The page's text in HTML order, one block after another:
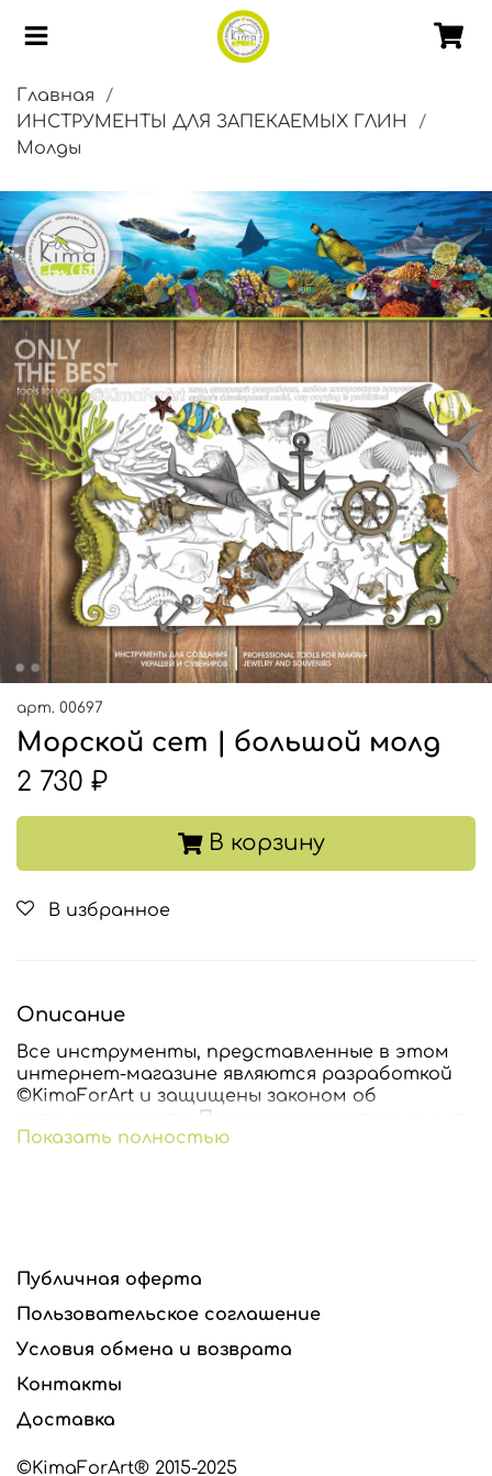
Главная
ИНСТРУМЕНТЫ ДЛЯ ЗАПЕКАЕМЫХ ГЛИН
Молды
арт. 00697
Морской сет | большой молд
2 730 ₽
В корзину
В избранное
Описание
Все инструменты, представленные в этом
интернет-магазине являются разработкой
©KimaForArt и защищены законом об
авторском праве. Предназначены только для
индивидуального использования. Любое
высококачественного сырья производства
США и стран Евросоюза.
Показать полностью
Публичная оферта
Пользовательское соглашение
Условия обмена и возврата
Контакты
Доставка
©KimaForArt® 2015-2025